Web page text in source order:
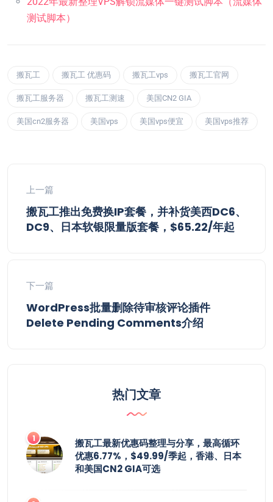
测试脚本）
搬瓦工 搬瓦工 优惠码 搬瓦工vps 搬瓦工官网
搬瓦工服务器 搬瓦工测速 美国CN2 GIA
美国cn2服务器 美国vps 美国vps便宜 美国vps推荐
上一篇
搬瓦工推出免费换IP套餐，并补货美西DC6、
DC9、日本软银限量版套餐，$65.22/年起
下一篇
WordPress批量删除待审核评论插件
Delete Pending Comments介绍
热门文章
搬瓦工最新优惠码整理与分享，最高循环
优惠6.77%，$49.99/季起，香港、日本
和美国CN2 GIA可选